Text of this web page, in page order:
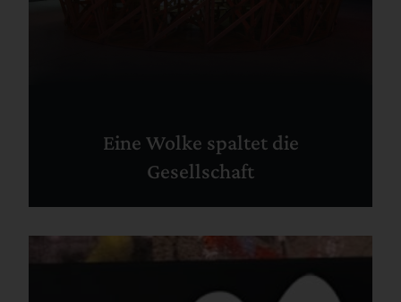
Eine Wolke spaltet die
Gesellschaft